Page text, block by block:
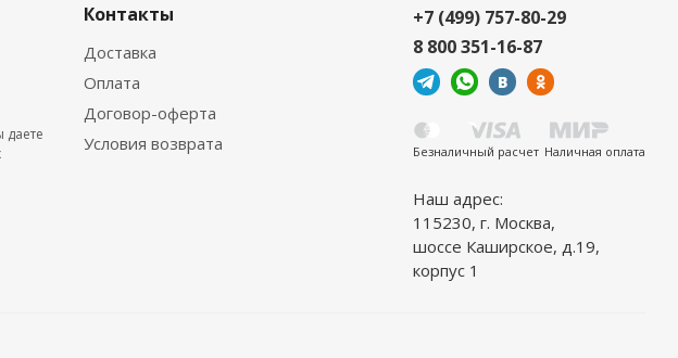
Контакты
Доставка
Оплата
Договор-оферта
Условия возврата
+7 (499) 757-80-29
8 800 351-16-87
Безналичный расчет Наличная оплата
Наш адрес:
115230, г. Москва,
шоссе Каширское, д.19,
корпус 1